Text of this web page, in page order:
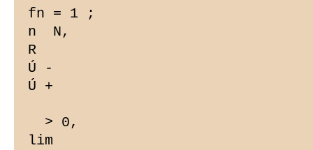
fn = 1 ;
n  N,
R
Ú -
Ú +
  > 0,
lim